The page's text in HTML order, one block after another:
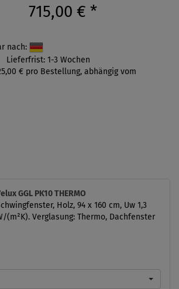
715,00 € *
nach:
Lieferfrist: 1-3 Wochen
€ pro Bestellung, abhängig vom
GGL PK10 THERMO
Holz, 94 x 160 cm, Uw 1,3
(m²K). Verglasung: Thermo, Dachfenster